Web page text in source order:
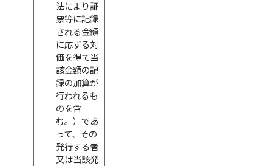
法により証
票等に記録
される金額
に応ずる対
価を得て当
該金額の記
録の加算が
行われるも
のを含
む。）であ
って、その
発行する者
又は当該発